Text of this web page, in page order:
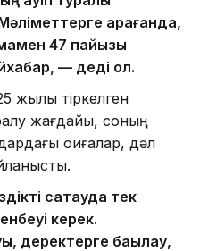
қарағанда,
47 пайызы
— деді ол.
жылы тіркелген
жағдайы, соның
оқиғалар, дәл
сақтауда тек
керек.
деректерге бақылау,